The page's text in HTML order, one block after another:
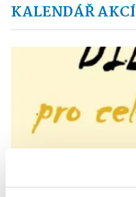
KALENDÁŘ AKCÍ